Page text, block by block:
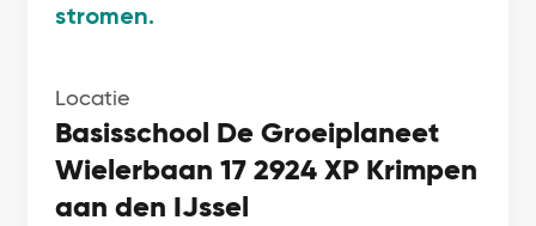
stromen.
Locatie
Basisschool De Groeiplaneet
Wielerbaan 17 2924 XP Krimpen
aan den IJssel